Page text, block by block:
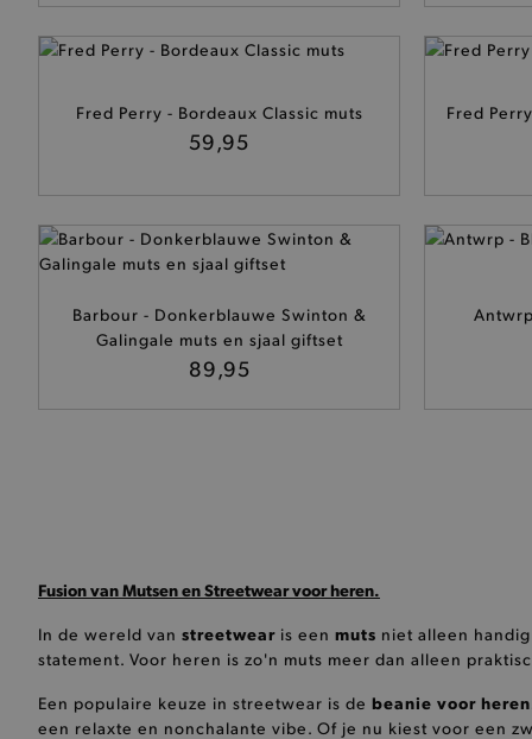
Fred Perry - Bordeaux Classic muts
59,95
Fred
Barbour - Donkerblauwe Swinton &
Galingale muts en sjaal giftset
89,95
Fusion van Mutsen en Streetwear voor heren.
In de wereld van streetwear is een muts niet alleen
statement. Voor heren is zo'n muts meer dan alleen
Een populaire keuze in streetwear is de beanie voor heren
een relaxte en nonchalante vibe. Of je nu kiest voor een
De strikt noodzakelijke
De analytische en
pickupStoreVal
product-out-of-stock-
AWSALBCORS
last_visited_store